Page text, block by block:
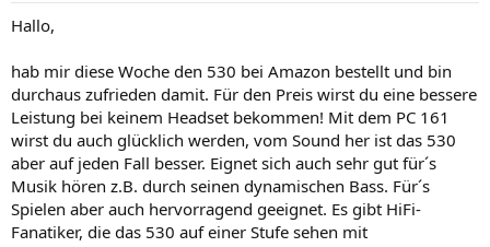
Hallo,
hab mir diese Woche den 530 bei Amazon bestellt und bin
durchaus zufrieden damit. Für den Preis wirst du eine bessere
Leistung bei keinem Headset bekommen! Mit dem PC 161
wirst du auch glücklich werden, vom Sound her ist das 530
aber auf jeden Fall besser. Eignet sich auch sehr gut für´s
Musik hören z.B. durch seinen dynamischen Bass. Für´s
Spielen aber auch hervorragend geeignet. Es gibt HiFi-
Fanatiker, die das 530 auf einer Stufe sehen mit